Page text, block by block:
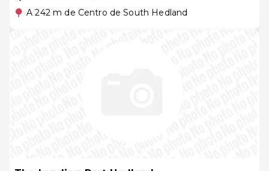
A 242 m de Centro de South Hedland